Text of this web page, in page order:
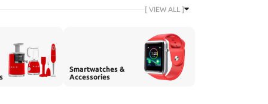
[ VIEW ALL ]
Smartwatches &
Accessories